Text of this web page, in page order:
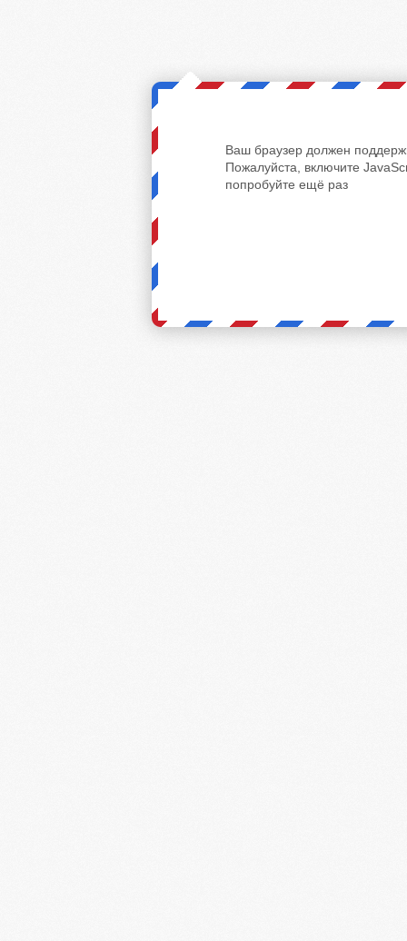
Ваш браузер должен
Пожалуйста, включите
попробуйте ещё раз